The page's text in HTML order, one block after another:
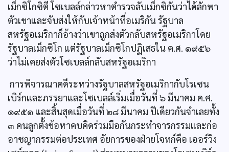
เม็กซิโกซิตี โซเบลล์กล่าวหาตำรวจลับเม็กซิกันว่าได้ลักพา
ตัวเขาและจับส่งให้กับเจ้าหน้าที่อเมริกัน รัฐบาล
สหรัฐอเมริกาก็อ้างว่าเขาถูกส่งตัวกลับสหรัฐอเมริกาโดย
รัฐบาลเม็กซิโก แต่รัฐบาลเม็กซิโกปฏิเสธใน ค.ศ. ๑๙๕๖
ว่าไม่เคยส่งตัวโซเบลล์กลับสหรัฐอเมริกา
การพิจารณาคดีระหว่างรัฐบาลสหรัฐอเมริกากับโรเซน
เบิร์กและภรรยาและโซเบลล์เริ่มเมื่อวันที่ ๖ มีนาคม ค.ศ.
๑๙๕๑ และสิ้นสุดเมื่อวันที่ ๒๘ มีนาคม ปีเดียวกันจำเลยทั้ง
๓ คนลูกตั้งข้อหาคบคิดร่วมมือกันกระทำจารกรรมและก่อ
อาชญากรรมต่อประเทศ อัยการของฝ่ายโจทก์คือ เออร์วิง